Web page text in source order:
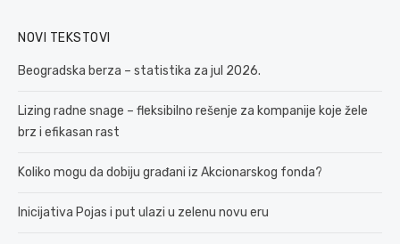
NOVI TEKSTOVI
Beogradska berza – statistika za jul 2026.
Lizing radne snage – fleksibilno rešenje za kompanije koje žele
brz i efikasan rast
Koliko mogu da dobiju građani iz Akcionarskog fonda?
Inicijativa Pojas i put ulazi u zelenu novu eru